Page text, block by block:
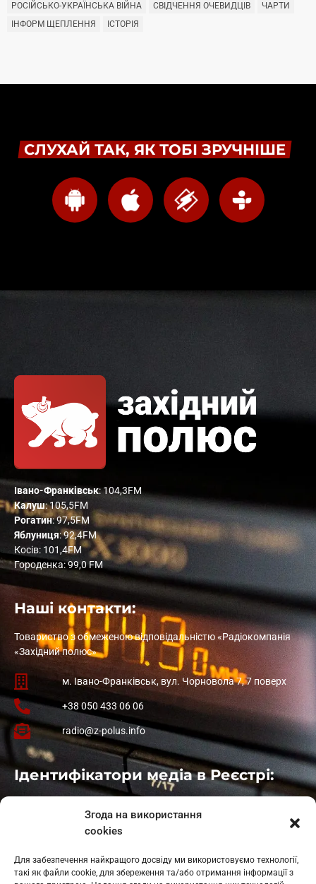
Згода на використання
cookies
Для забезпечення найкращого досвіду ми використовуємо технології,
такі як файли cookie, для збереження та/або отримання інформації з
РОСІЙСЬКО-УКРАЇНСЬКА ВІЙНА
СВІДЧЕННЯ ОЧЕВИДЦІВ
ЧАРТИ
ІНФОРМ ЩЕПЛЕННЯ
ІСТОРІЯ
СЛУХАЙ ТАК, ЯК ТОБІ ЗРУЧНІШЕ
Івано-Франківськ: 104,3FM
Калуш: 105,5FM
Рогатин: 97,5FM
Яблуниця: 92,4FM
Косів: 101,4FM
Городенка: 99,0 FM
Наші контакти:
Товариство з обмеженою відповідальністю «Радіокомпанія
«Західний полюс»
м. Івано-Франківськ, вул. Чорновола 7, 7 поверх
+38 050 433 06 06
radio@z-polus.info
Ідентифікатори медіа в Реєстрі:
: L11-01410
: L11-01801
Косів: L11-01805
Гарасимів: L11-02274